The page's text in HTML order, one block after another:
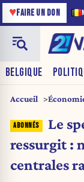
♥FAIRE UN DON
BELGIQUE
Accueil
Le
ressurgit :
centrales